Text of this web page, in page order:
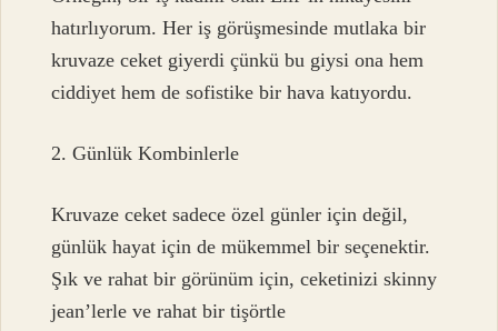
hatırlıyorum. Her iş görüşmesinde mutlaka bir
kruvaze ceket giyerdi çünkü bu giysi ona hem
ciddiyet hem de sofistike bir hava katıyordu.
2. Günlük Kombinlerle
Kruvaze ceket sadece özel günler için değil,
günlük hayat için de mükemmel bir seçenektir.
Şık ve rahat bir görünüm için, ceketinizi skinny
jean’lerle ve rahat bir tişörtle